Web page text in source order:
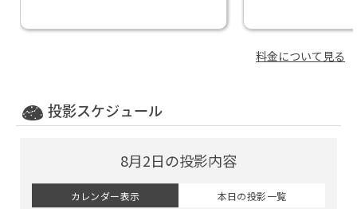
料金について見る
投影スケジュール
8月2日の投影内容
カレンダー表示 本日の投影一覧